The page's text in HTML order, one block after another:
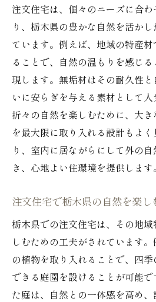
注文住宅は、個々のニーズに合
り、栃木県の豊かな自然を活か
ています。例えば、地域の特産
ることで、自然の温もりを感じ
現します。無垢材はその耐久性と
いに安らぎを与える素材として
折々の自然を楽しむために、大
を最大限に取り入れる設計もよ
り、室内に居ながらにして外の
き、心地よい住環境を提供します。
注文住宅で栃木県の自然を楽し
栃木県での注文住宅は、その地
しむための工夫がされています
の植物を取り入れることで、四
できる庭園を設けることが可能
た庭は、自然との一体感を高め